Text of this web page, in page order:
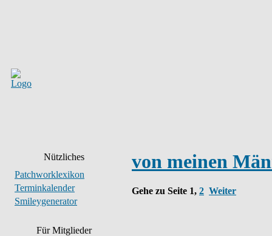
Nützliches
Patchworklexikon
Terminkalender
Smileygenerator
Für Mitglieder
von meinen
Gehe zu Seite 1, 2 Weiter